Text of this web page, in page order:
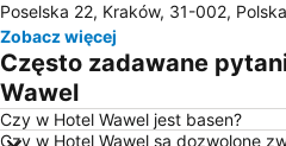
Bieżanów-Prokocim
Grzegórzki
Stadion Miejski im. Henryka Reymana
Dębniki
Poselska 22, Kraków, 31-002, Polska
Zobacz więcej
Często zadawane
Wawel
Czy w Hotel Wawel jest basen?
Czy w Hotel Wawel są dozwolone